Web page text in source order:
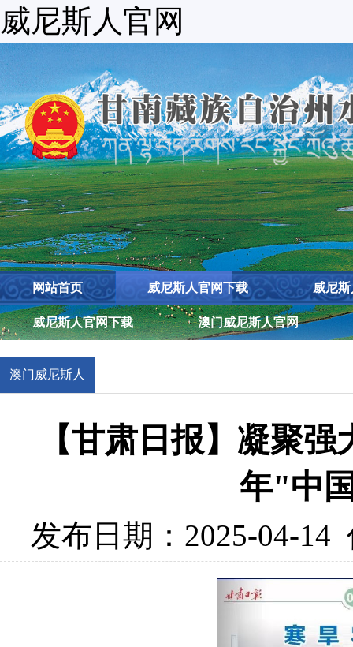
威尼斯人官网
网站首页 威尼斯人官网下载 威尼
威尼斯人官网下载 澳门威尼斯人官网
澳门威尼斯人
【甘肃日报】凝聚
年"中
发布日期：2025-04-14